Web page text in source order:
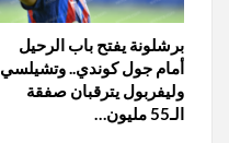
برشلونة يفتح باب الرحيل
أمام جول كوندي.. وتشيلسي
وليفربول يترقبان صفقة
الـ55 مليون…